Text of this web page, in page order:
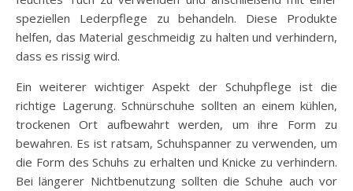
speziellen Lederpflege zu behandeln. Diese Produkte
helfen, das Material geschmeidig zu halten und verhindern,
dass es rissig wird.
Ein weiterer wichtiger Aspekt der Schuhpflege ist die
richtige Lagerung. Schnürschuhe sollten an einem kühlen,
trockenen Ort aufbewahrt werden, um ihre Form zu
bewahren. Es ist ratsam, Schuhspanner zu verwenden, um
die Form des Schuhs zu erhalten und Knicke zu verhindern.
Bei längerer Nichtbenutzung sollten die Schuhe auch vor